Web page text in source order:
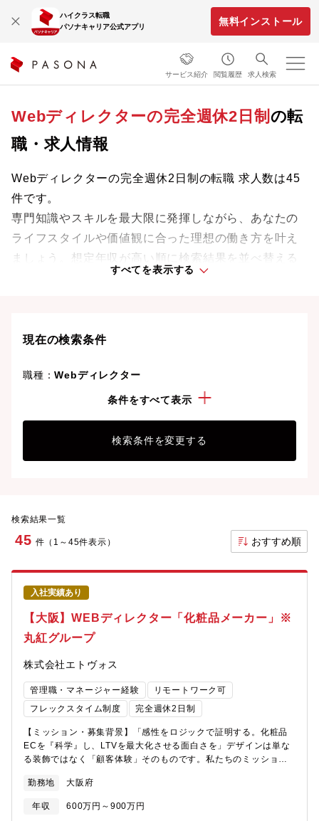
ハイクラス転職
パソナキャリア公式アプリ
無料インストール
サービス紹介 閲覧履歴 求人検索
Webディレクターの完全週休2日制 の転
職・求人情報
Webディレクターの完全週休2日制の転職 求人数は45
件です。
専門知識やスキルを最大限に発揮しながら、あなたの
ライフスタイルや価値観に合った理想の働き方を叶え
ましょう。想定年収が高い順に検索結果を並べ替える
すべてを表示する
現在の検索条件
職種：Webディレクター
完全週休2日制
条件をすべて表示
検索条件を変更する
検索結果一覧
45 件（1～45件表示） おすすめ順
入社実績あり
【大阪】WEBディレクター「化粧品メーカー」※
丸紅グループ
株式会社エトヴォス
管理職・マネージャー経験
リモートワーク可
フレックスタイム制度
完全週休2日制
【ミッション・募集背景】「感性をロジックで証明する。化粧品
ECを『科学』し、LTVを最大化させる面白さを」デザインは単な
る装飾ではなく「顧客体験」そのものです。私たちのミッション
と。トレンドの移り変わりや事業成長のスピードが加速する中
で、データからユーザーインサイトを深く読み解き、CRMやリピ
ート戦略を見据えたマーケティング視点でのクリエイティブが不
勤務地 大阪府
年収 600万円～900万円